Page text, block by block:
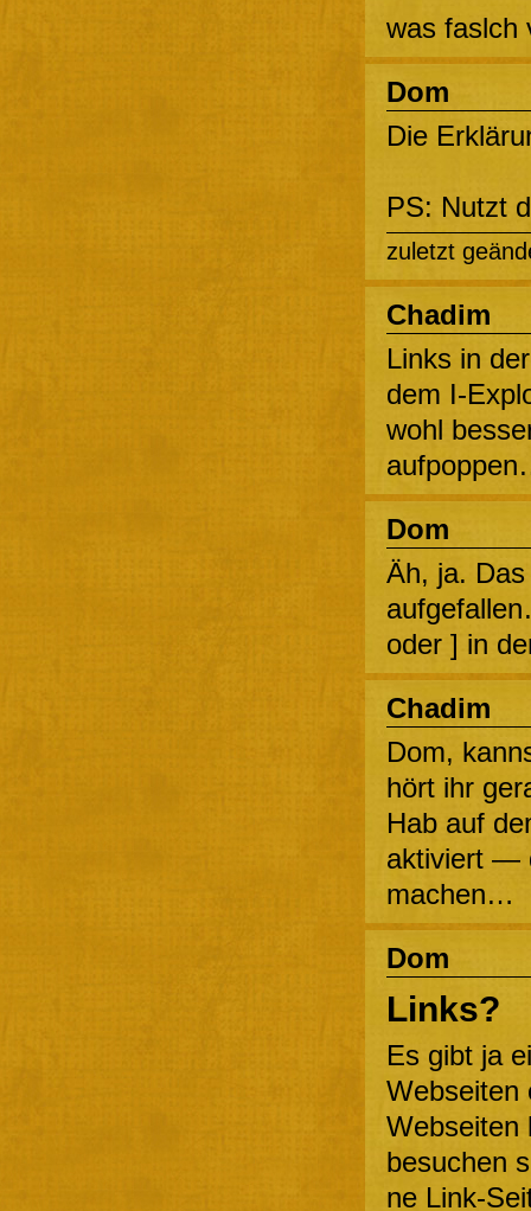
was faslch
Dom
Die
PS: Nutzt
zuletzt
Chadim
Links in
dem I-
wohl
Dom
Äh, ja.
oder ] in
Chadim
Dom,
hört ihr
Hab auf
aktiviert —
machen…
Dom
Links?
Es gibt ja
Webseiten
Webseiten
besuchen
ne Link-